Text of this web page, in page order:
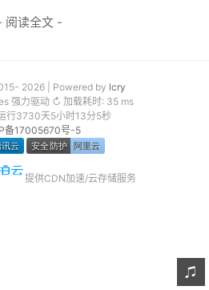
阅读全文 -
2026 | Powered by lcry
强力驱动 ↻ 加载耗时: 35 ms
行3730天5小时13分5秒
备17005670号-5
提供CDN加速/云存储服务